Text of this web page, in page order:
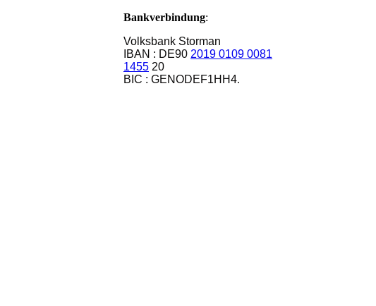
Bankverbindung:
Volksbank Storman
IBAN : DE90 2019 0109 0081
1455 20
BIC : GENODEF1HH4.